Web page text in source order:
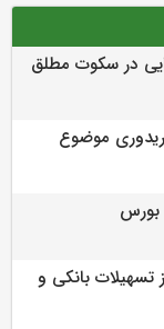
در سکوت مطلق
موضوع
تسهیلات بانکی و